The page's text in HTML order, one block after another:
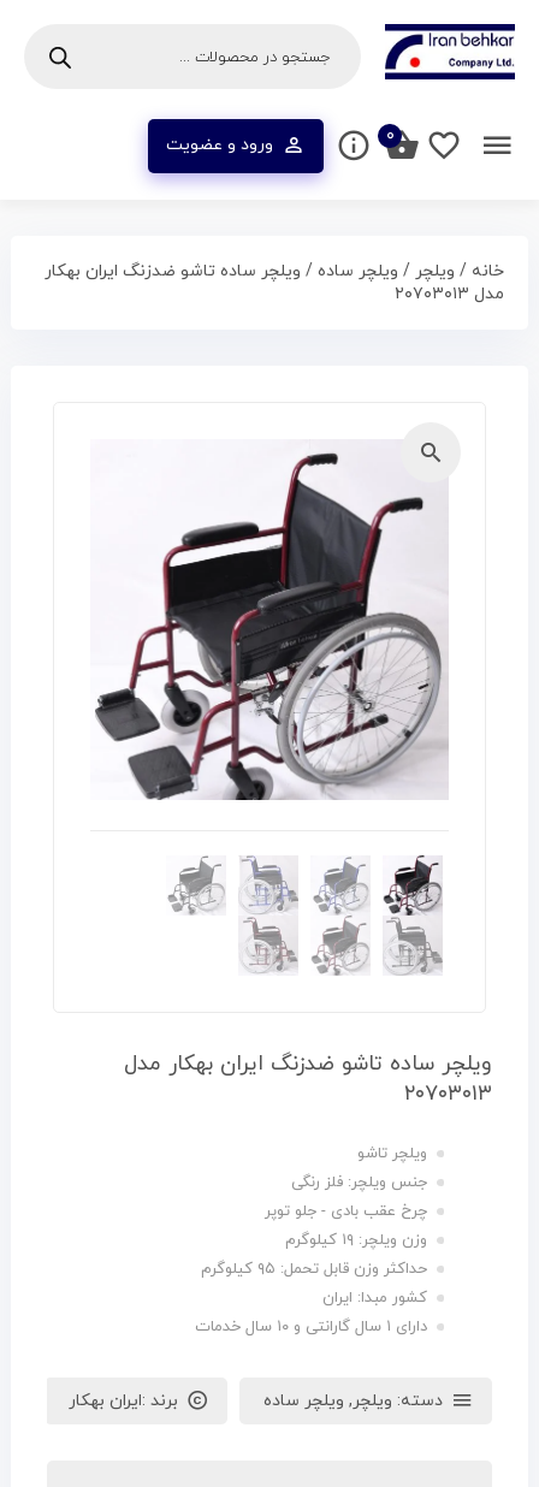
ورود و عضویت ۰
خانه / ویلچر / ویلچر ساده/ ویلچر ساده تاشو ضدزنگ ایران بهکار
مدل ۲۰۷۰۳۰۱۳
ویلچر ساده تاشو ضدزنگ ایران بهکار مدل
۲۰۷۰۳۰۱۳
ویلچر تاشو
جنس ویلچر: فلز رنگی
چرخ عقب بادی - جلو توپر
وزن ویلچر: ۱۹ کیلوگرم
حداکثر وزن قابل تحمل: ۹۵ کیلوگرم
کشور مبدا: ایران
دارای ۱ سال گارانتی و ۱۰ سال خدمات
دسته: ویلچر, ویلچر ساده برند :ایران بهکار